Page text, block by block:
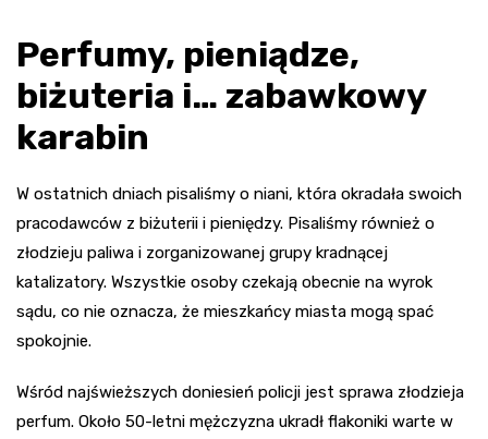
Perfumy, pieniądze,
biżuteria i… zabawkowy
karabin
W ostatnich dniach pisaliśmy o niani, która okradała swoich
pracodawców z biżuterii i pieniędzy. Pisaliśmy również o
złodzieju paliwa i zorganizowanej grupy kradnącej
katalizatory. Wszystkie osoby czekają obecnie na wyrok
sądu, co nie oznacza, że mieszkańcy miasta mogą spać
spokojnie.
Wśród najświeższych doniesień policji jest sprawa złodzieja
perfum. Około 50-letni mężczyzna ukradł flakoniki warte w